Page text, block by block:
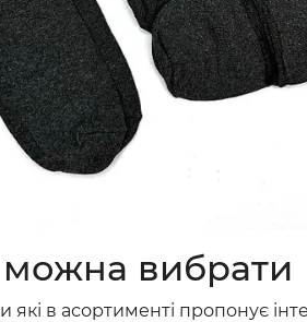
можна вибрати
які в асортименті пропонує